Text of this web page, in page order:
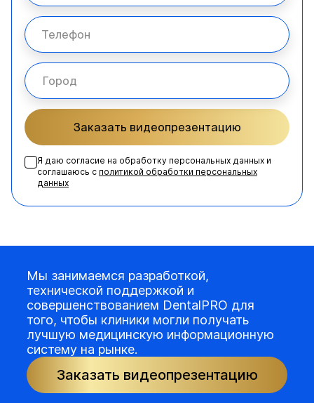
Заказать видеопрезентацию
Я даю согласие на обработку персональных данных и
соглашаюсь с политикой обработки персональных
данных
Мы занимаемся разработкой,
технической поддержкой и
совершенствованием DentalPRO для
того, чтобы клиники могли получать
лучшую медицинскую информационную
систему на рынке.
Заказать видеопрезентацию